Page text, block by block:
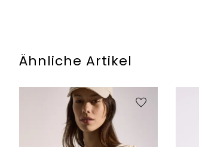
Ähnliche Artikel